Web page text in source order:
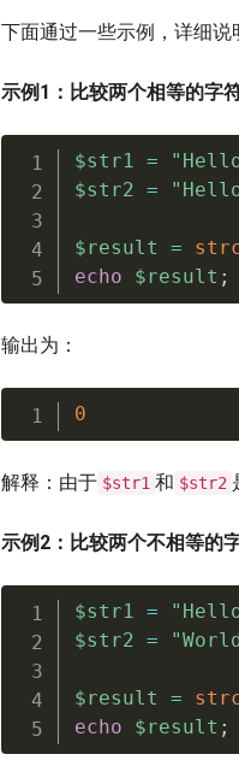
下面通过一些示例，详细说
示例1：比较两个相等的字
$str1 =
$str2 =
$result =
echo
$result ;
输出为：
0
解释：由于 $str1 和 $str2
示例2：比较两个不相等的
$str1 =
$str2 =
$result =
echo
$result ;